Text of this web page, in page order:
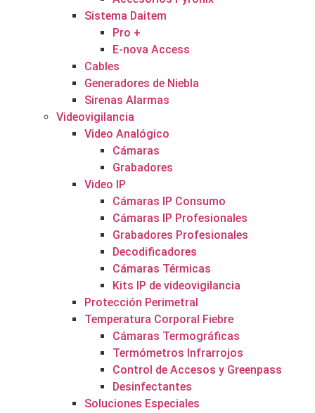
Sistema Daitem
Pro +
E-nova Access
Cables
Generadores de Niebla
Sirenas Alarmas
Videovigilancia
Video Analógico
Cámaras
Grabadores
Video IP
Cámaras IP Consumo
Cámaras IP Profesionales
Grabadores Profesionales
Decodificadores
Cámaras Térmicas
Kits IP de videovigilancia
Protección Perimetral
Temperatura Corporal Fiebre
Cámaras Termográficas
Termómetros Infrarrojos
Control de Accesos y Greenpass
Desinfectantes
Soluciones Especiales